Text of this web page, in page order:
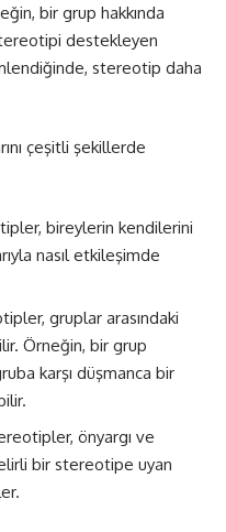
bir grup hakkında
destekleyen
stereotip daha
çeşitli şekillerde
bireylerin kendilerini
nasıl etkileşimde
gruplar arasındaki
Örneğin, bir grup
karşı düşmanca bir
önyargı ve
bir stereotipe uyan